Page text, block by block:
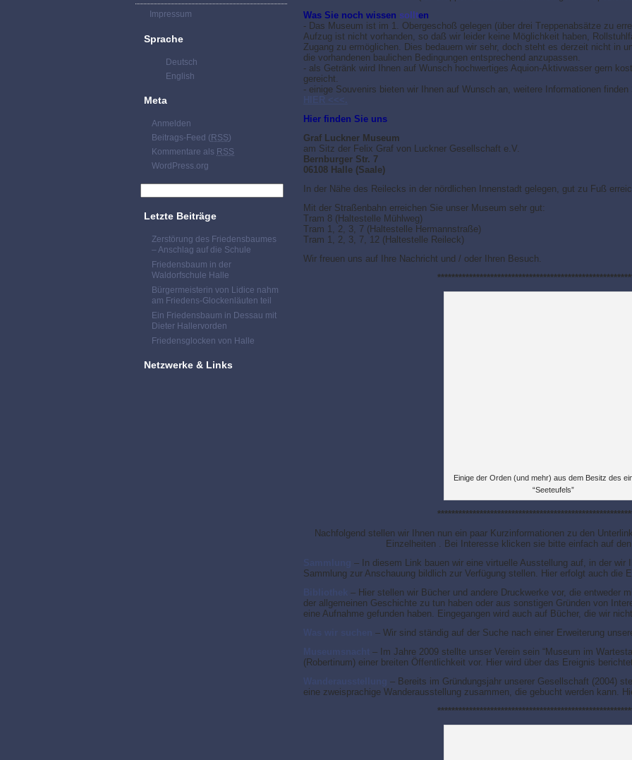
Impressum
Sprache
Deutsch
English
Meta
Anmelden
Beitrags-Feed (RSS)
Kommentare als RSS
WordPress.org
Letzte Beiträge
Zerstörung des Friedensbaumes
– Anschlag auf die Schule
Friedensbaum in der
Waldorfschule Halle
Bürgermeisterin von Lidice nahm
am Friedens-Glockenläuten teil
Ein Friedensbaum in Dessau mit
Dieter Hallervorden
Friedensglocken von Halle
Netzwerke & Links
Was Sie noch wissen sollten
- Das Museum ist im 1. Obergeschoß gelegen (über drei Treppenabsätze zu
Aufzug ist nicht vorhanden, so daß wir leider keine Möglichkeit haben,
Zugang zu ermöglichen. Dies bedauern wir sehr, doch steht es derzeit nicht in
die vorhandenen baulichen Bedingungen entsprechend anzupassen.
- als Getränk wird Ihnen auf Wunsch hochwertiges Aquion-Aktivwasser gern
gereicht.
- einige Souvenirs bieten wir Ihnen auf Wunsch an, weitere Informationen finden
Hier finden Sie uns
Graf Luckner Museum
am Sitz der Felix Graf von Luckner Gesellschaft e.V.
Bernburger Str. 7
06108 Halle (Saale)
In der Nähe des Reilecks in der nördlichen Innenstadt gelegen, gut zu Fuß
Mit der Straßenbahn erreichen Sie unser Museum sehr gut:
Tram 8 (Haltestelle Mühlweg)
Tram 1, 2, 3, 7 (Haltestelle Hermannstraße)
Tram 1, 2, 3, 7, 12 (Haltestelle Reileck)
Wir freuen uns auf Ihre Nachricht und / oder Ihren Besuch.
Einige der Orden (und mehr) aus dem Besitz des
“Seeteufels”
Nachfolgend stellen wir Ihnen nun ein paar Kurzinformationen zu den
Einzelheiten . Bei Interesse klicken sie bitte einfach auf
– In diesem Link bauen wir eine virtuelle Ausstellung auf, in der wir
Sammlung zur Anschauung bildlich zur Verfügung stellen. Hier erfolgt auch die
– Hier stellen wir Bücher und andere Druckwerke vor, die entweder
der allgemeinen Geschichte zu tun haben oder aus sonstigen Gründen von
eine Aufnahme gefunden haben. Eingegangen wird auch auf Bücher, die wir
– Wir sind ständig auf der Suche nach einer Erweiterung
– Im Jahre 2009 stellte unser Verein sein “Museum im
(Robertinum) einer breiten Öffentlichkeit vor. Hier wird über das Ereignis
– Bereits im Gründungsjahr unserer Gesellschaft (2004)
eine zweisprachige Wanderausstellung zusammen, die gebucht werden kann.